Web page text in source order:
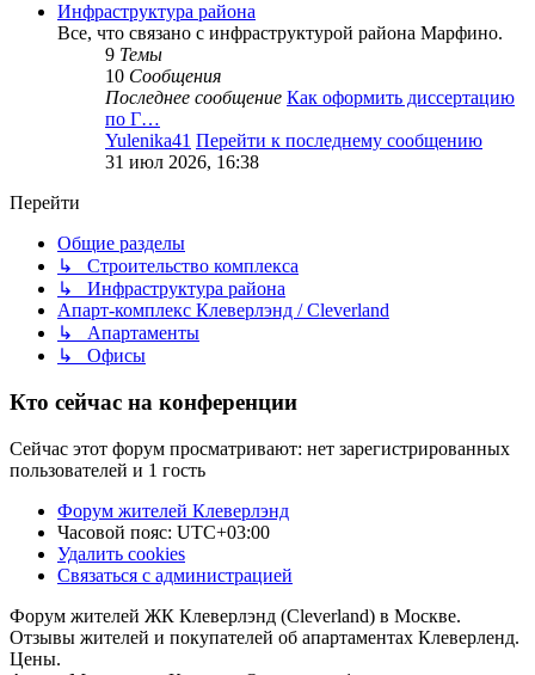
Инфраструктура района
Все, что связано с инфраструктурой района Марфино.
9 Темы
10 Сообщения
Последнее сообщение Как оформить диссертацию
по Г…
Yulenika41 Перейти к последнему сообщению
31 июл 2026, 16:38
Перейти
Общие разделы
↳ Строительство комплекса
↳ Инфраструктура района
Апарт-комплекс Клеверлэнд / Cleverland
↳ Апартаменты
↳ Офисы
Кто сейчас на конференции
Сейчас этот форум просматривают: нет зарегистрированных
пользователей и 1 гость
Форум жителей Клеверлэнд
Часовой пояс: UTC+03:00
Удалить cookies
Связаться с администрацией
Форум жителей ЖК Клеверлэнд (Cleverland) в Москве.
Отзывы жителей и покупателей об апартаментах Клеверленд.
Цены.